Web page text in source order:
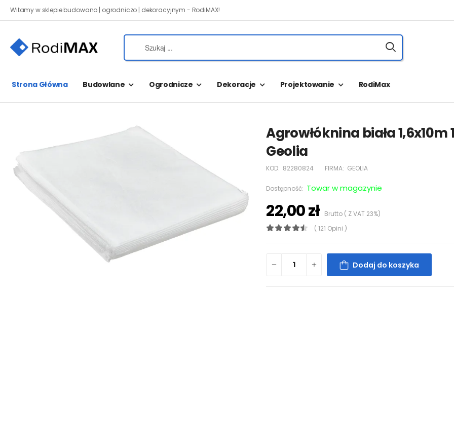
Witamy w sklepie budowano | ogrodniczo | dekoracyjnym - RodiMAX!
Strona Główna Budowlane Ogrodnicze Dekoracje Projektowanie RodiMax
Agrowłóknina biała 1,6x10m
Geolia
KOD: 82280824 FIRMA: GEOLIA
Dostępność: Towar w magazynie
22,00 złBrutto ( Z VAT 23%)
( 121 Opini )
Dodaj do koszyka